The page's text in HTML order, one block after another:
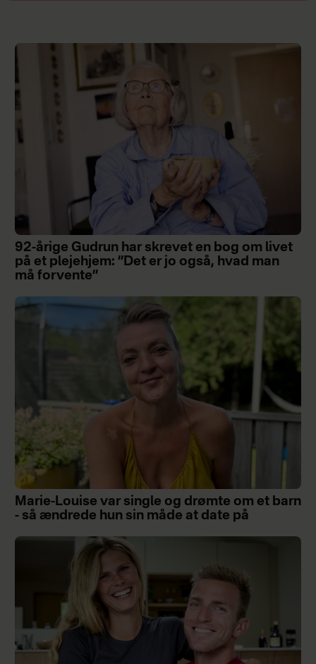
92-årige Gudrun har skrevet en bog om livet
på et plejehjem: ”Det er jo også, hvad man
må forvente”
Marie-Louise var single og drømte om et barn
- så ændrede hun sin måde at date på